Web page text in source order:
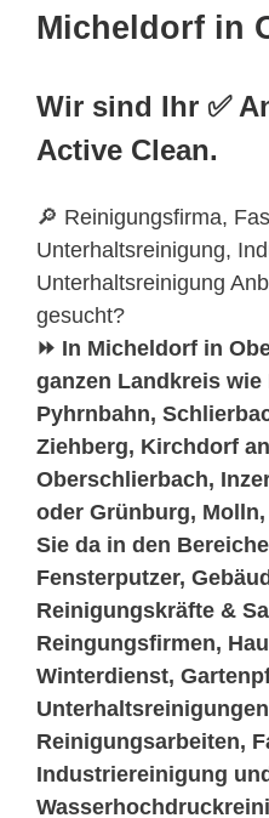
Micheldorf in
Wir sind Ihr ✅
Active Clean.
🔎 Reinigungsfirma,
Unterhaltsreinigung,
Unterhaltsreinigung
gesucht?
⏩ In Micheldorf in
ganzen Landkreis wie
Pyhrnbahn,
Ziehberg, Kirchdorf
Oberschlierbach,
oder Grünburg,
Sie da in den
Fensterputzer,
Reinigungskräfte &
Reingungsfirmen,
Winterdienst,
Reinigungsarbeiten,
Industriereinigung und